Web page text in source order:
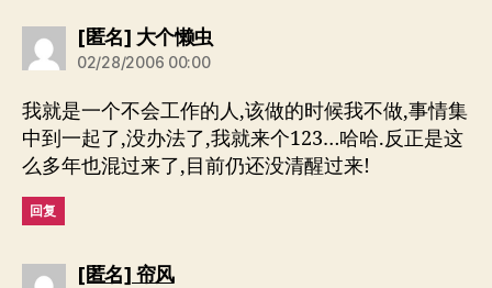
[匿名] 大个懒虫
02/28/2006 00:00
我就是一个不会工作的人,该做的时候我不做,事情集
中到一起了,没办法了,我就来个123…哈哈.反正是这
么多年也混过来了,目前仍还没清醒过来!
回复
[匿名] 帘风说：